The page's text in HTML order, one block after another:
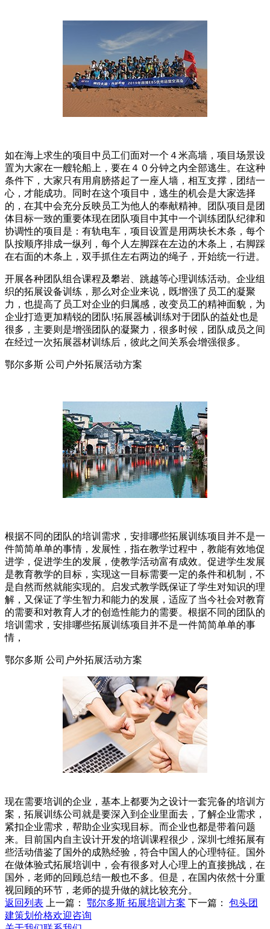
如在海上求生的项目中员工们面对一个４米高墙，项目场景设
置为大家在一艘轮船上，要在４０分钟之内全部逃生。在这种
条件下，大家只有用肩膀搭起了一座人墙，相互支撑，团结一
心，才能成功。同时在这个项目中，逃生的机会是大家选择
的，在其中会充分反映员工为他人的奉献精神。团队项目是团
体目标一致的重要体现在团队项目中其中一个训练团队纪律和
协调性的项目是：有轨电车，项目设置是用两块长木条，每个
队按顺序排成一纵列，每个人左脚踩在左边的木条上，右脚踩
在右面的木条上，双手抓住左右两边的绳子，开始统一行进。
开展各种团队组合课程及攀岩、跳越等心理训练活动。企业组
织的拓展设备训练，那么对企业来说，既增强了员工的凝聚
力，也提高了员工对企业的归属感，改变员工的精神面貌，为
企业打造更加精锐的团队!拓展器械训练对于团队的益处也是
很多，主要则是增强团队的凝聚力，很多时候，团队成员之间
在经过一次拓展器材训练后，彼此之间关系会增强很多。
鄂尔多斯 公司户外拓展活动方案
根据不同的团队的培训需求，安排哪些拓展训练项目并不是一
件简简单单的事情，发展性，指在教学过程中，教能有效地促
进学，促进学生的发展，使教学活动富有成效。促进学生发展
是教育教学的目标，实现这一目标需要一定的条件和机制，不
是自然而然就能实现的。启发式教学既保证了学生对知识的理
解，又保证了学生智力和能力的发展，适应了当今社会对教育
的需要和对教育人才的创造性能力的需要。根据不同的团队的
培训需求，安排哪些拓展训练项目并不是一件简简单单的事
情，
鄂尔多斯 公司户外拓展活动方案
现在需要培训的企业，基本上都要为之设计一套完备的培训方
案，拓展训练公司就是要深入到企业里面去，了解企业需求，
紧扣企业需求，帮助企业实现目标。而企业也都是带着问题
来。目前国内自主设计开发的培训课程很少，深圳七维拓展有
些活动借鉴了国外的成熟经验，符合中国人的心理特征。国外
在做体验式拓展培训中，会有很多对人心理上的直接挑战，在
国外，老师的回顾总结一般也不多。但是，在国内依然十分重
视回顾的环节，老师的提升做的就比较充分。
返回列表
上一篇： 鄂尔多斯 拓展培训方案 下一篇： 包头团
建策划价格欢迎咨询